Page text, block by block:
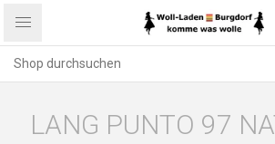
LANG PUNTO 97